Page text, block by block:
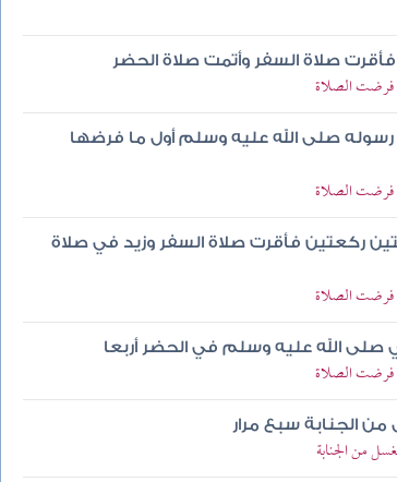
صلاة السفر وأتمت صلاة الحضر
فرضت الصلاة
رسوله صلى الله عليه وسلم أول ما فرضها
فرضت الصلاة
ركعتين فأقرت صلاة السفر وزيد في صلاة
فرضت الصلاة
صلى الله عليه وسلم في الحضر أربعا
فرضت الصلاة
الجنابة سبع مرار
من الجنابة